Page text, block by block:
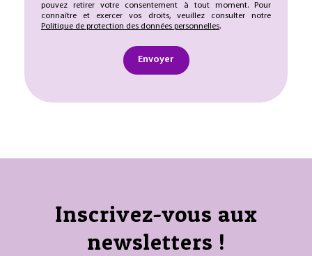
pouvez retirer votre consentement à tout moment. Pour
connaître et exercer vos droits, veuillez consulter notre
Politique de protection des données personnelles.
Envoyer
Inscrivez-vous aux
newsletters !